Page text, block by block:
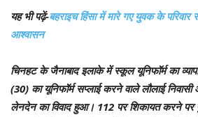
यह भी पढ़ें-बहराइच हिंसा में मारे गए युवक के परिवार
आश्वासन
चिनहट के जैनाबाद इलाके में स्कूल यूनिफॉर्म का
(30) का यूनिफॉर्म सप्लाई करने वाले लौलाई
लेनदेन का विवाद हुआ। 112 पर शिकायत करने पर